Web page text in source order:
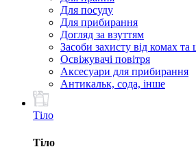
Для посуду
Для прибирання
Догляд за взуттям
Засоби захисту від комах та
Освіжувачі повітря
Аксесуари для прибирання
Антикальк, сода, інше
Тіло
Тіло